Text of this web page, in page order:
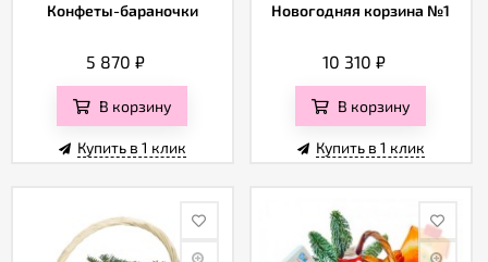
Конфеты-бараночки
5 870₽
В корзину
Купить в 1 клик
Новогодняя корзина №1
10 310₽
В корзину
Купить в 1 клик